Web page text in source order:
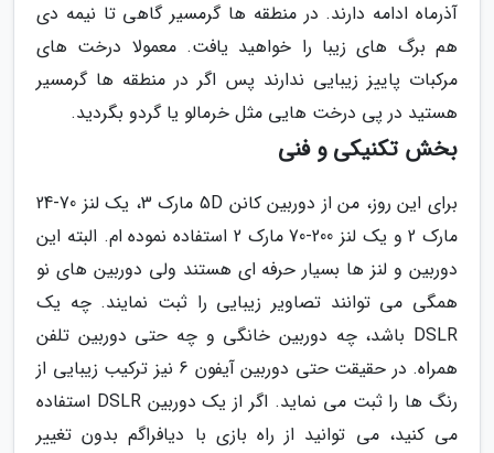
آذرماه ادامه دارند. در منطقه ها گرمسیر گاهی تا نیمه دی
هم برگ های زیبا را خواهید یافت. معمولا درخت های
مرکبات پاییز زیبایی ندارند پس اگر در منطقه ها گرمسیر
هستید در پی درخت هایی مثل خرمالو یا گردو بگردید.
بخش تکنیکی و فنی
برای این روز، من از دوربین کانن 5D مارک 3، یک لنز 70-24
مارک 2 و یک لنز 200-70 مارک 2 استفاده نموده ام. البته این
دوربین و لنز ها بسیار حرفه ای هستند ولی دوربین های نو
همگی می توانند تصاویر زیبایی را ثبت نمایند. چه یک
DSLR باشد، چه دوربین خانگی و چه حتی دوربین تلفن
همراه. در حقیقت حتی دوربین آیفون 6 نیز ترکیب زیبایی از
رنگ ها را ثبت می نماید. اگر از یک دوربین DSLR استفاده
می کنید، می توانید از راه بازی با دیافراگم بدون تغییر